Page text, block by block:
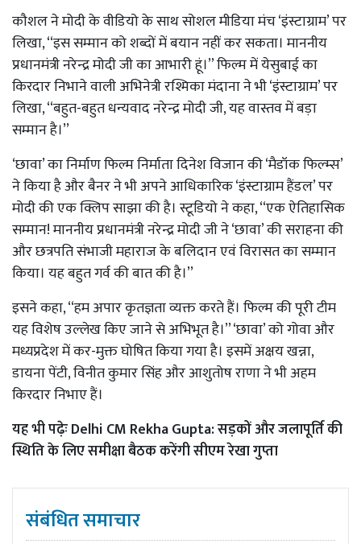
कौशल ने मोदी के वीडियो के साथ सोशल मीडिया मंच ‘इंस्टाग्राम’ पर
लिखा, ‘‘इस सम्मान को शब्दों में बयान नहीं कर सकता। माननीय
प्रधानमंत्री नरेन्द्र मोदी जी का आभारी हूं।’’ फिल्म में येसुबाई का
किरदार निभाने वाली अभिनेत्री रश्मिका मंदाना ने भी ‘इंस्टाग्राम’ पर
लिखा, ‘‘बहुत-बहुत धन्यवाद नरेन्द्र मोदी जी, यह वास्तव में बड़ा
सम्मान है।’’
‘छावा’ का निर्माण फिल्म निर्माता दिनेश विजान की ‘मैडॉक फिल्म्स’
ने किया है और बैनर ने भी अपने आधिकारिक ‘इंस्टाग्राम हैंडल’ पर
मोदी की एक क्लिप साझा की है। स्टूडियो ने कहा, ‘‘एक ऐतिहासिक
सम्मान! माननीय प्रधानमंत्री नरेन्द्र मोदी जी ने ‘छावा’ की सराहना की
और छत्रपति संभाजी महाराज के बलिदान एवं विरासत का सम्मान
किया। यह बहुत गर्व की बात की है।’’
इसने कहा, ‘‘हम अपार कृतज्ञता व्यक्त करते हैं। फिल्म की पूरी टीम
यह विशेष उल्लेख किए जाने से अभिभूत है।’’ ‘छावा’ को गोवा और
मध्यप्रदेश में कर-मुक्त घोषित किया गया है। इसमें अक्षय खन्ना,
डायना पेंटी, विनीत कुमार सिंह और आशुतोष राणा ने भी अहम
किरदार निभाए हैं।
यह भी पढ़ेःDelhi CM Rekha Gupta: सड़कों और जलापूर्ति की
स्थिति के लिए समीक्षा बैठक करेंगी सीएम रेखा गुप्ता
संबंधित समाचार